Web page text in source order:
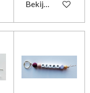
Bekijk details